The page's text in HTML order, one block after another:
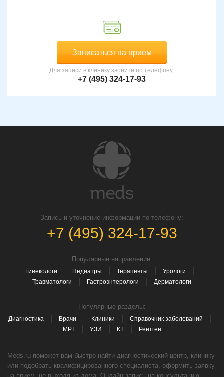
Записаться на прием
Для записи в клинику звоните по телефону:
+7 (495) 324-17-93
Запись и уточнение информации по телефону:
+7 (495) 324-17-93
Популярные направление:
Гинекологи Педиатры Терапевты
Урологи
Травматологи
Гастроэнтерологи Дерматологи
Популярные разделы:
Диагностика Врачи Клиники
Справочник заболеваний
МРТ
УЗИ КТ Рентген
Meds.ru поможет вам быстро найти диагностический центр, клинику
или подобрать квалифицированного специалиста, оформить заявку